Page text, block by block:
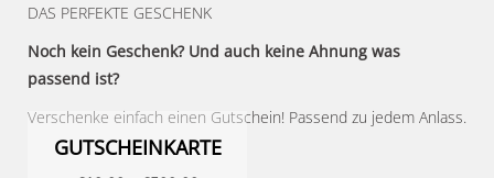
DAS PERFEKTE GESCHENK
Noch kein Geschenk? Und auch keine Ahnung was
passend ist?
Verschenke einfach einen Gutschein! Passend zu jedem Anlass.
GUTSCHEINKARTE